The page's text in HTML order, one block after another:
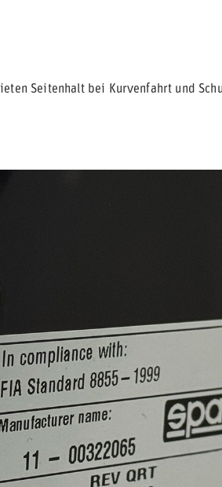
Seitenhalt bei Kurvenfahrt und